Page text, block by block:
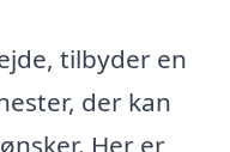
tilbyder en
der kan
Her er